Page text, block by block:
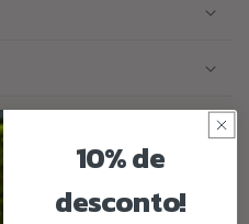
10% de
desconto!